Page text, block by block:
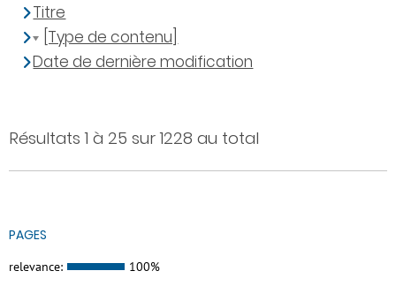
Résultats 1 à 25 sur 1228 au total
PAGES
relevance: 100%
Titre
[Type de contenu]
Date de dernière modification